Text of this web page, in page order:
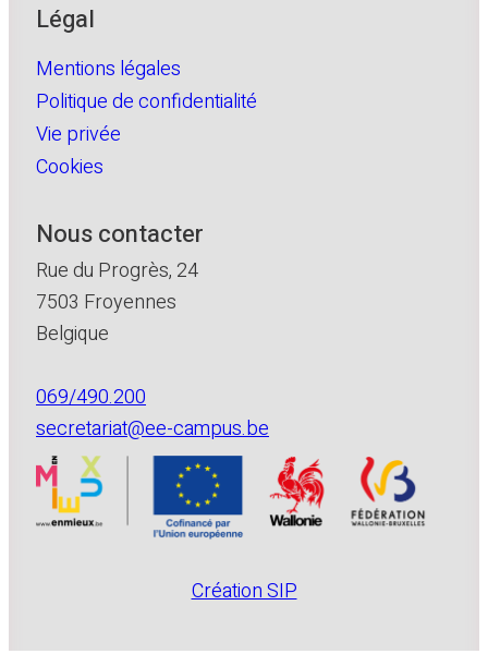
Légal
Mentions légales
Politique de confidentialité
Vie privée
Cookies
Nous contacter
Rue du Progrès, 24
7503 Froyennes
Belgique
069/490.200
secretariat@ee-campus.be
Création SIP